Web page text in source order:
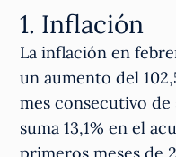
1. Inflación
La inflación en
un aumento del
mes consecutivo
suma 13,1% en el